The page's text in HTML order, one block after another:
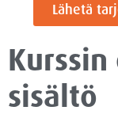
Lähetä
sisältö